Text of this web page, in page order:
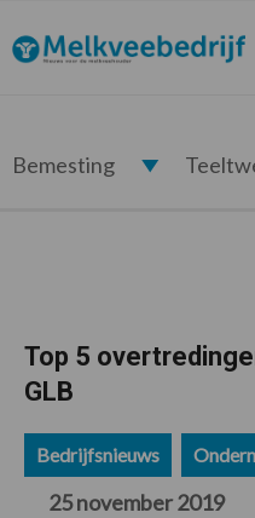
de
hoofdnavigatie
de
hoofd
de
eerste
de
voettekst
Melkveebedrijf.nl
Bemesting
Top 5
GLB
Bedrijfsnieuws
25 november 2019